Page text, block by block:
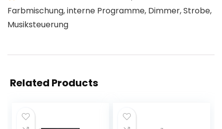
Farbmischung, interne Programme, Dimmer, Strobe,
Musiksteuerung
Related Products